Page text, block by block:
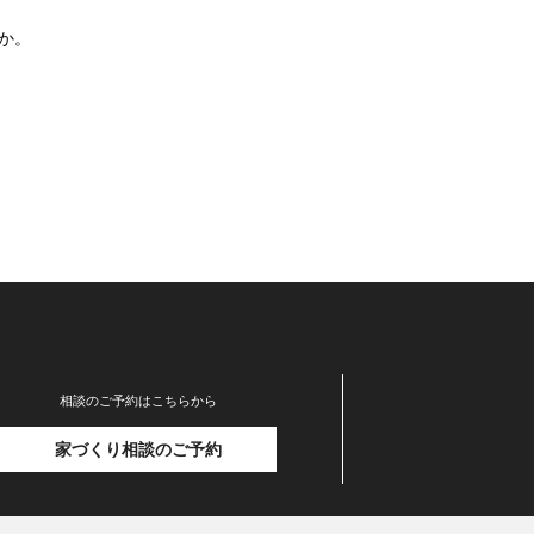
。
相談のご予約はこちらから
家づくり相談のご予約